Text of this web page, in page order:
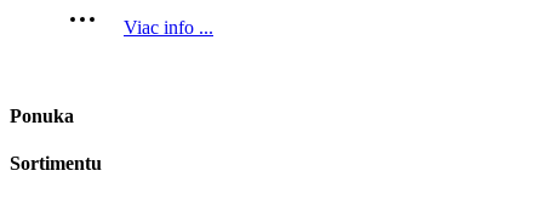
Viac info ...
Ponuka
Sortimentu